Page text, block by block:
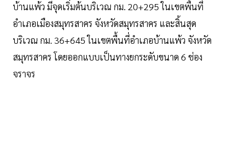
บ้านแพ้ว มีจุดเริ่มต้นบริเวณ กม. 20+295 ในเขตพื้นที่
อำเภอเมืองสมุทรสาคร จังหวัดสมุทรสาคร และสิ้นสุด
บริเวณ กม. 36+645 ในเขตพื้นที่อำเภอบ้านแพ้ว จังหวัด
สมุทรสาคร โดยออกแบบเป็นทางยกระดับขนาด 6 ช่อง
จราจร